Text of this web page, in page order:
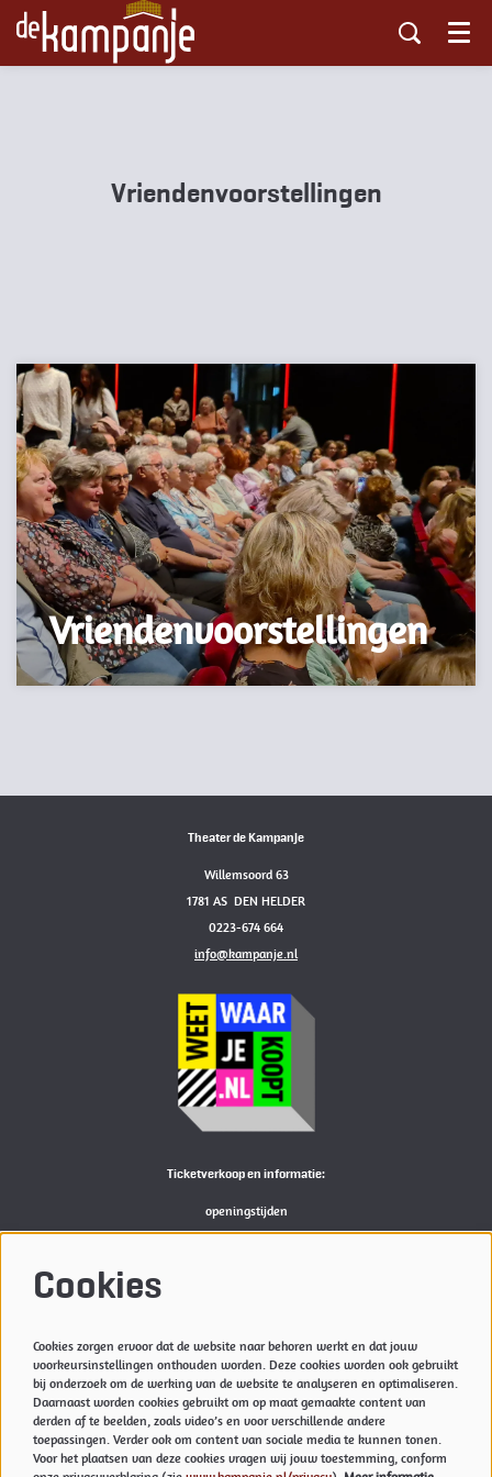
Menu
Vriendenvoorstellingen
Vriendenvoorstellingen
Theater de Kampanje
Willemsoord 63
1781 AS DEN HELDER
0223-674 664
info@kampanje.nl
Ticketverkoop en informatie:
openingstijden
Bekijkhierde actuele openingstijden van de Kampanje
Privacyverklaring & Cookies
Techniek
Vacatures
Cookies
Cookies zorgen ervoor dat de website naar behoren werkt en dat jouw
voorkeursinstellingen onthouden worden. Deze cookies worden ook gebruikt
bij onderzoek om de werking van de website te analyseren en optimaliseren.
Daarnaast worden cookies gebruikt om op maat gemaakte content van
derden af te beelden, zoals video’s en voor verschillende andere
toepassingen. Verder ook om content van sociale media te kunnen tonen.
Voor het plaatsen van deze cookies vragen wij jouw toestemming, conform